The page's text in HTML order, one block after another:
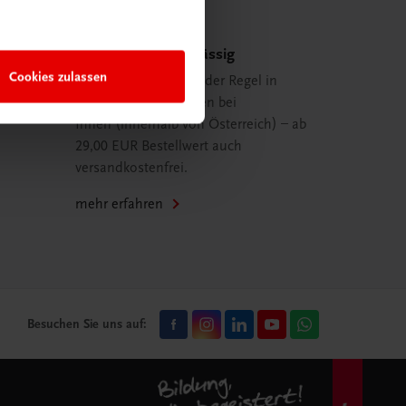
Cookies zulassen
Schnell und zuverlässig
Ihre Bestellung ist in der Regel in
spätestens 48 Stunden bei
Ihnen (innerhalb von Österreich) – ab
29,00 EUR Bestellwert auch
versandkostenfrei.
mehr erfahren
Besuchen Sie uns auf: